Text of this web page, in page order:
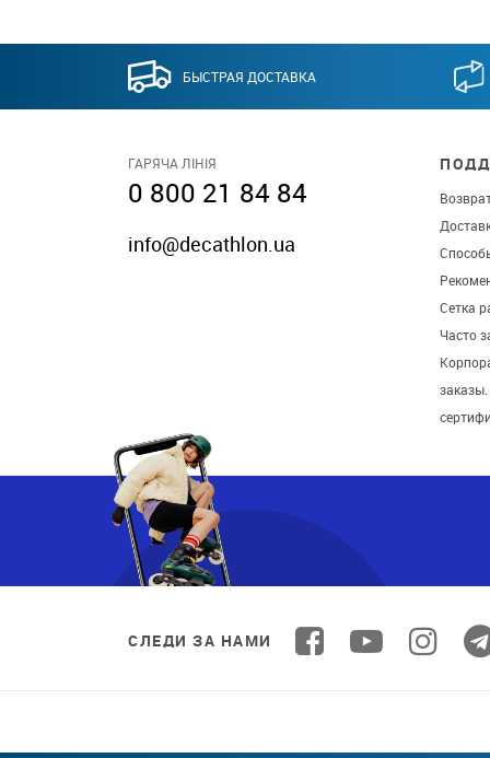
БЫСТРАЯ ДОСТАВКА
ГАРЯЧА ЛІНІЯ
0 800 21 84 84
info@decathlon.ua
Сетка
Часто
СЛЕДИ ЗА НАМИ